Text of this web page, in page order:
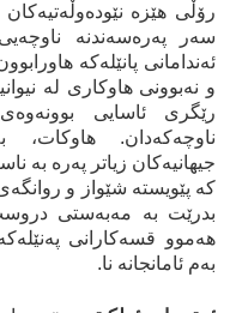
رۆڵی هێزە
سەر پەرەسەندنە
ئەندامانی پانێلەکە
و نەبوونی هاوکاری لە
رێگری ئاسایی
ناوچەکەدان. هاوکات،
جیهانیەکان زیاتر پەرە بە
کە پێویستە شێواز و
بدرێت بە مەبەستی
هەموو قسەکارانی
بەم ئامانجانە نا.